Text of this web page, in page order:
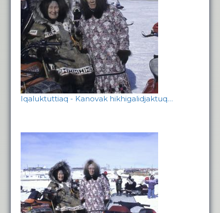
Iqaluktuttiaq - Kanovak hikhigalidjaktuq…